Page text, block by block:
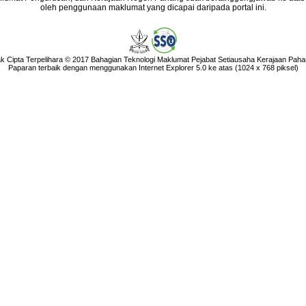
oleh penggunaan maklumat yang dicapai daripada portal ini.
Cipta Terpelihara © 2017 Bahagian Teknologi Maklumat Pejabat Setiausaha Kerajaan
Paparan terbaik dengan menggunakan Internet Explorer 5.0 ke atas (1024 x 768 piksel)